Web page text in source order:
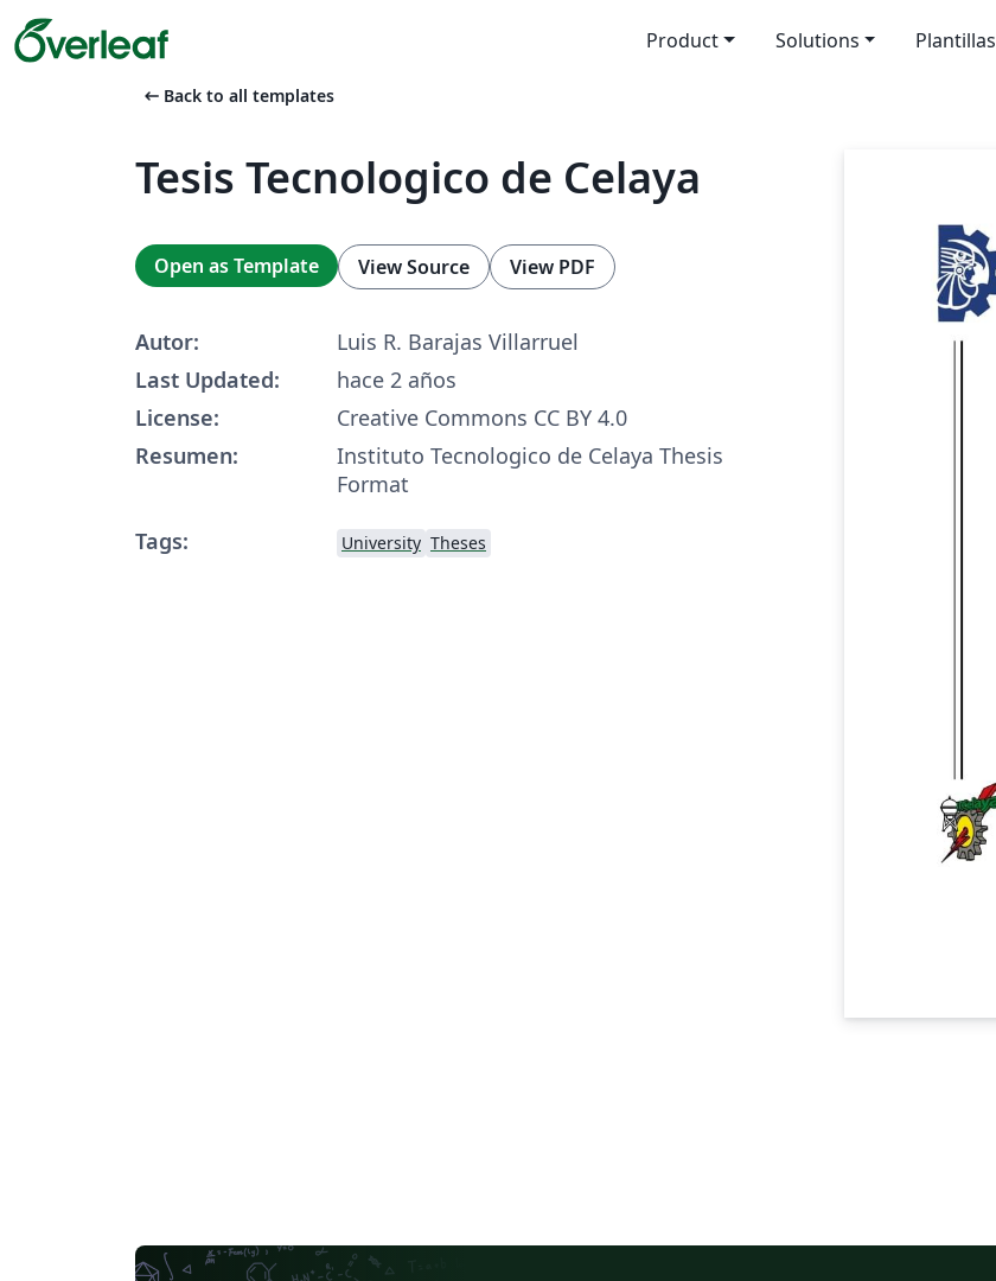
Product Solutions Plantillas
arrow_left_alt Back to all templates
Tesis Tecnologico de Celaya
Open as Template View Source View PDF
Autor:
Luis R. Barajas Villarruel
Last Updated:
hace 2 años
License:
Creative Commons CC BY 4.0
Resumen:
Instituto Tecnologico de Celaya Thesis
Format
Tags:
University Theses